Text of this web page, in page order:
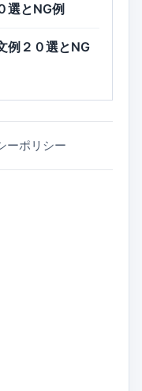
選とNG例
例２０選とNG
ーポリシー